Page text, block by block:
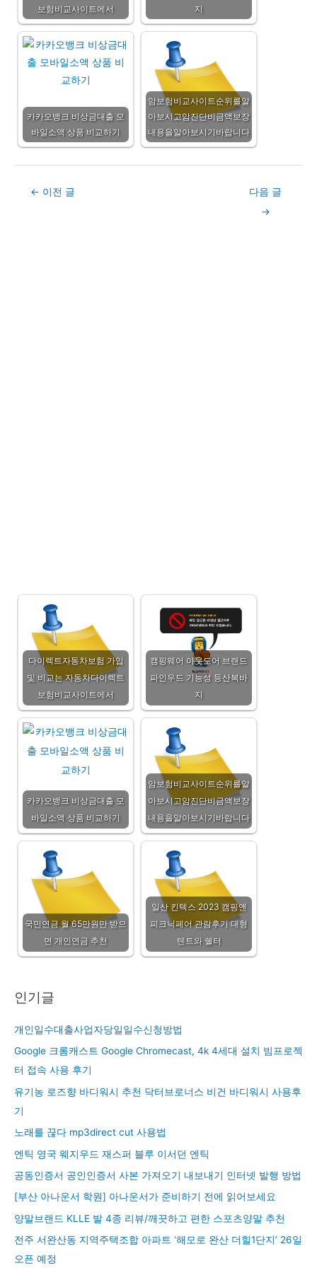
보험비교사이트에서 지
카카오뱅크 비상금대출 모
바일소액 상품 비교하기
암보험비교사이트순위를알
아보시고암진단비금액보장
내용을알아보시기바랍니다
Post← 이전 글
다음 글
→
다이렉트자동차보험 가입
및 비교는 자동차다이렉트
보험비교사이트에서
캠핑웨어 아웃도어 브랜드
파인우드 기능성 등산복바
지
카카오뱅크 비상금대출 모
바일소액 상품 비교하기
암보험비교사이트순위를알
아보시고암진단비금액보장
내용을알아보시기바랍니다
국민연금 월 65만원만 받으
면 개인연금 추천
일산 킨텍스 2023 캠핑앤
피크닉페어 관람후기 대형
텐트와 쉘터
인기글
개인일수대출사업자당일일수신청방법
Google 크롬캐스트 Google Chromecast, 4k 4세대 설치 빔프로젝
터 접속 사용 후기
유기농 로즈향 바디워시 추천 닥터브로너스 비건 바디워시 사용후
기
노래를 끊다 mp3direct cut 사용법
엔틱 영국 웨지우드 재스퍼 블루 이서던 엔틱
공동인증서 공인인증서 사본 가져오기 내보내기 인터넷 발행 방법
[부산 아나운서 학원] 아나운서가 준비하기 전에 읽어보세요
양말브랜드 KLLE 발 4종 리뷰/깨끗하고 편한 스포츠양말 추천
전주 서완산동 지역주택조합 아파트 ‘해모로 완산 더힐1단지’ 26일
오픈 예정